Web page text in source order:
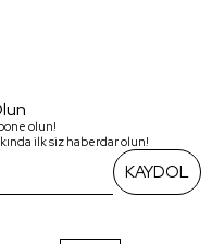
olun!
ilk siz haberdar olun!
KAYDOL